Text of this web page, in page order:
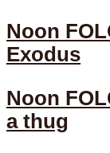
Noon
Exodus
Noon
a thug